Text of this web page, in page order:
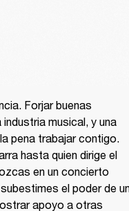
Forjar buenas
musical, y una
pena trabajar contigo.
hasta quien dirige el
en un concierto
el poder de
apoyo a otras